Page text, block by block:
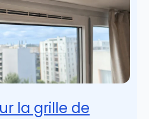
la grille de